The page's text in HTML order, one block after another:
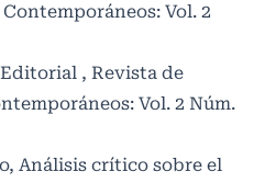
Vol. 2
Editorial , Revista de
Vol. 2 Núm.
Análisis crítico sobre el